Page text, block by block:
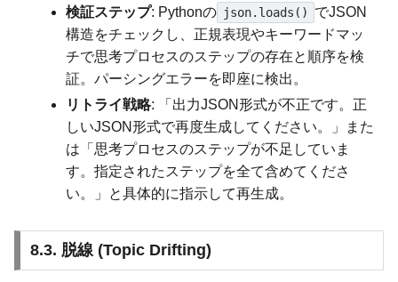
検証ステップ: Pythonの json.loads()
でJSON
構造をチェックし、正規表現やキーワードマッ
チで思考プロセスのステップの存在と順序を検
証。パーシングエラーを即座に検出。
リトライ戦略: 「出力JSON形式が不正です。正
しいJSON形式で再度生成してください。」また
は「思考プロセスのステップが不足していま
す。指定されたステップを全て含めてくださ
い。」と具体的に指示して再生成。
8.3. 脱線 (Topic Drifting)